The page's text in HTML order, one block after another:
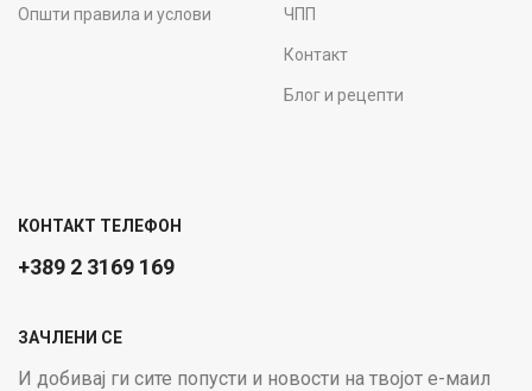
Општи правила и услови ЧПП
Контакт
Блог и рецепти
КОНТАКТ ТЕЛЕФОН
+389 2 3169 169
ЗАЧЛЕНИ СЕ
И добивај ги сите попусти и новости на твојот е-маил